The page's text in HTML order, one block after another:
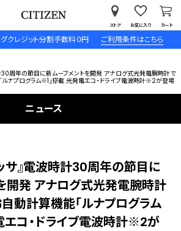
クレジット分割手数料０円 ご利用条件はこちら
ストア お気に入り カート
30周年の節目に新ムーブメントを開発 アナログ式光発電腕時計で
ナプログラム※1」搭載 光発電エコ・ドライブ電波時計※2が登場
ニュース
サ』電波時計30周年の節目に
開発 アナログ式光発電腕時計
動計算機能「ルナプログラム
エコ・ドライブ電波時計※2が